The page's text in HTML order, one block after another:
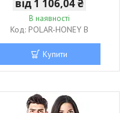
від 1 106,04 ₴
В наявності
POLAR-HONEY B
Купити